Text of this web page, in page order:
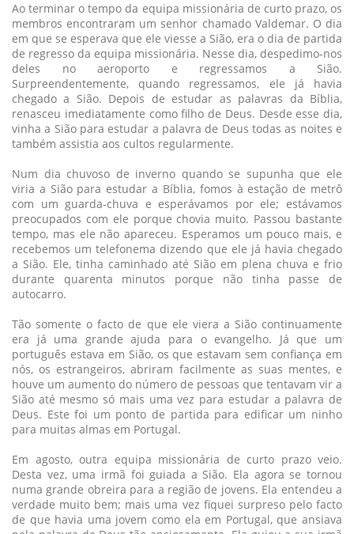
Ao terminar o tempo da equipa missionária de curto prazo, os
membros encontraram um senhor chamado Valdemar. O dia
em que se esperava que ele viesse a Sião, era o dia de partida
de regresso da equipa missionária. Nesse dia, despedimo-nos
deles no aeroporto e regressamos a Sião.
Surpreendentemente, quando regressamos, ele já havia
chegado a Sião. Depois de estudar as palavras da Bíblia,
renasceu imediatamente como filho de Deus. Desde esse dia,
vinha a Sião para estudar a palavra de Deus todas as noites e
também assistia aos cultos regularmente.
Num dia chuvoso de inverno quando se supunha que ele
viria a Sião para estudar a Bíblia, fomos à estação de metrô
com um guarda-chuva e esperávamos por ele; estávamos
preocupados com ele porque chovia muito. Passou bastante
tempo, mas ele não apareceu. Esperamos um pouco mais, e
recebemos um telefonema dizendo que ele já havia chegado
a Sião. Ele, tinha caminhado até Sião em plena chuva e frio
durante quarenta minutos porque não tinha passe de
autocarro.
Tão somente o facto de que ele viera a Sião continuamente
era já uma grande ajuda para o evangelho. Já que um
português estava em Sião, os que estavam sem confiança em
nós, os estrangeiros, abriram facilmente as suas mentes, e
houve um aumento do número de pessoas que tentavam vir a
Sião até mesmo só mais uma vez para estudar a palavra de
Deus. Este foi um ponto de partida para edificar um ninho
para muitas almas em Portugal.
Em agosto, outra equipa missionária de curto prazo veio.
Desta vez, uma irmã foi guiada a Sião. Ela agora se tornou
numa grande obreira para a região de jovens. Ela entendeu a
verdade muito bem; mais uma vez fiquei surpreso pelo facto
de que havia uma jovem como ela em Portugal, que ansiava